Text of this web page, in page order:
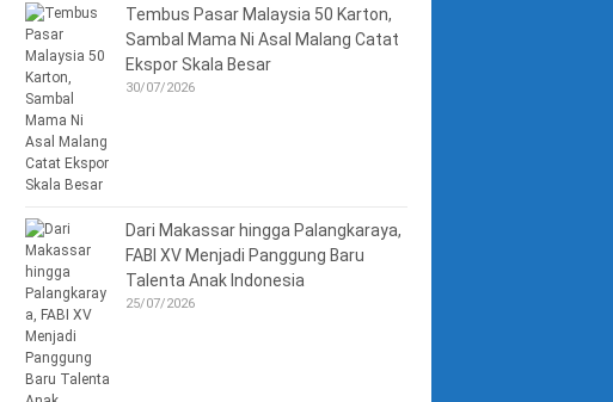
Tembus Pasar Malaysia 50 Karton,
Sambal Mama Ni Asal Malang Catat
Ekspor Skala Besar
30/07/2026
Dari Makassar hingga Palangkaraya,
FABI XV Menjadi Panggung Baru
Talenta Anak Indonesia
25/07/2026